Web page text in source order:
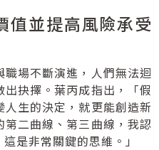
值並提高風險承受
場不斷演進，人們無法迴
抉擇。葉丙成指出，「假
生的決定，就更能創造新
二曲線、第三曲線，我認
是非常關鍵的思維。」